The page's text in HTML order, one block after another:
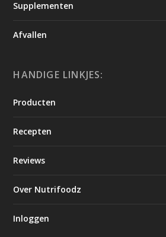
Supplementen
Afvallen
HANDIGE LINKJES:
Producten
Recepten
Reviews
Over Nutrifoodz
Inloggen